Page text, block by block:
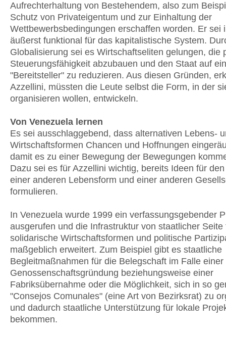
Aufrechterhaltung von Bestehendem, also zum
Schutz von Privateigentum und zur Einhaltung der
Wettbewerbsbedingungen erschaffen worden. Er sei
äußerst funktional für das kapitalistische System.
Globalisierung sei es Wirtschaftseliten gelungen, die
Steuerungsfähigkeit abzubauen und den Staat auf
"Bereitsteller" zu reduzieren. Aus diesen Gründen,
Azzellini, müssten die Leute selbst die Form, in der
organisieren wollen, entwickeln.
Von Venezuela lernen
Es sei ausschlaggebend, dass alternativen Lebens-
Wirtschaftsformen Chancen und Hoffnungen
damit es zu einer Bewegung der Bewegungen
Dazu sei es für Azzellini wichtig, bereits Ideen für
einer anderen Lebensform und einer anderen
formulieren.
In Venezuela wurde 1999 ein verfassungsgebender
ausgerufen und die Infrastruktur von staatlicher Seite
solidarische Wirtschaftsformen und politische
maßgeblich erweitert. Zum Beispiel gibt es staatliche
Begleitmaßnahmen für die Belegschaft im Falle einer
Genossenschaftsgründung beziehungsweise einer
Fabriksübernahme oder die Möglichkeit, sich in so
"Consejos Comunales" (eine Art von Bezirksrat) zu
und dadurch staatliche Unterstützung für lokale
bekommen.